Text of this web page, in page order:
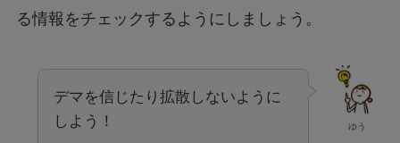
る情報をチェックするようにしましょう。
ゆう
デマを信じたり拡散しないように
しよう！